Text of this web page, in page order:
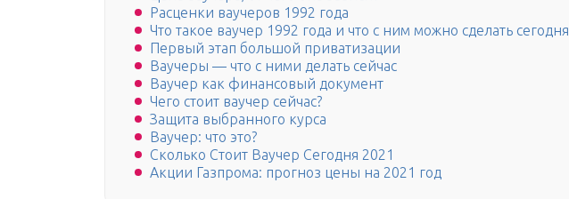
Расценки ваучеров 1992 года
Что такое ваучер 1992 года и что с ним можно сделать сегодня
Первый этап большой приватизации
Ваучеры — что с ними делать сейчас
Ваучер как финансовый документ
Чего стоит ваучер сейчас?
Защита выбранного курса
Ваучер: что это?
Сколько Стоит Ваучер Сегодня 2021
Акции Газпрома: прогноз цены на 2021 год